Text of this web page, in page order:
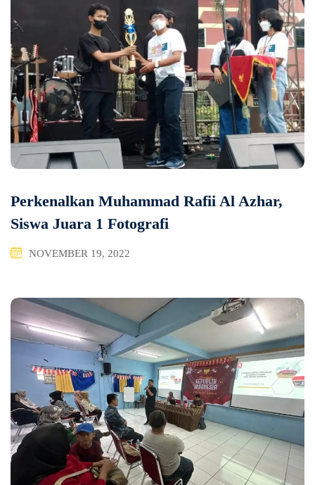
Perkenalkan Muhammad Rafii Al Azhar,
Siswa Juara 1 Fotografi
NOVEMBER 19, 2022